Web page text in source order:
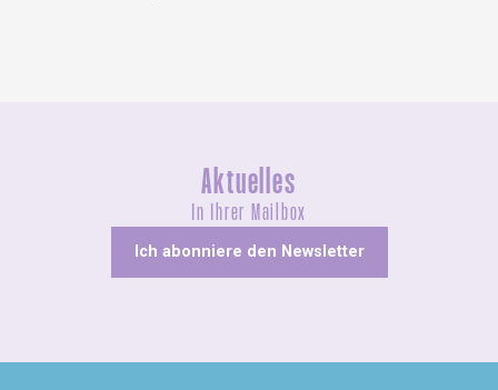
Aktuelles
In Ihrer Mailbox
Ich abonniere den Newsletter